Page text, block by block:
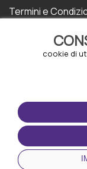
cookie di
Termini e
Gestione dei
Accordo per gli